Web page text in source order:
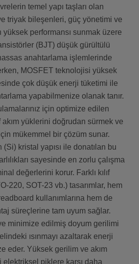
temel yapı taşları olan
triyak bileşenleri, güç yönetimi ve
performansı sunmak üzere
(BJT) düşük gürültülü
anahtarlama işlemlerinde
MOSFET teknolojisi yüksek
çok düşük enerji tüketimi ile
yapabilmenize olanak tanır.
için optimize edilen
yüklerini doğrudan sürmek ve
mükemmel bir çözüm sunar.
kristal yapısı ile donatılan bu
sayesinde en zorlu çalışma
değerlerini korur. Farklı kılıf
220, SOT-23 vb.) tasarımlar, hem
kullanımlarına hem de
süreçlerine tam uyum sağlar.
minimize edilmiş doyum gerilimi
ısınmayı azaltarak enerji
eder. Yüksek gerilim ve akım
elektriksel piklere karşı daha